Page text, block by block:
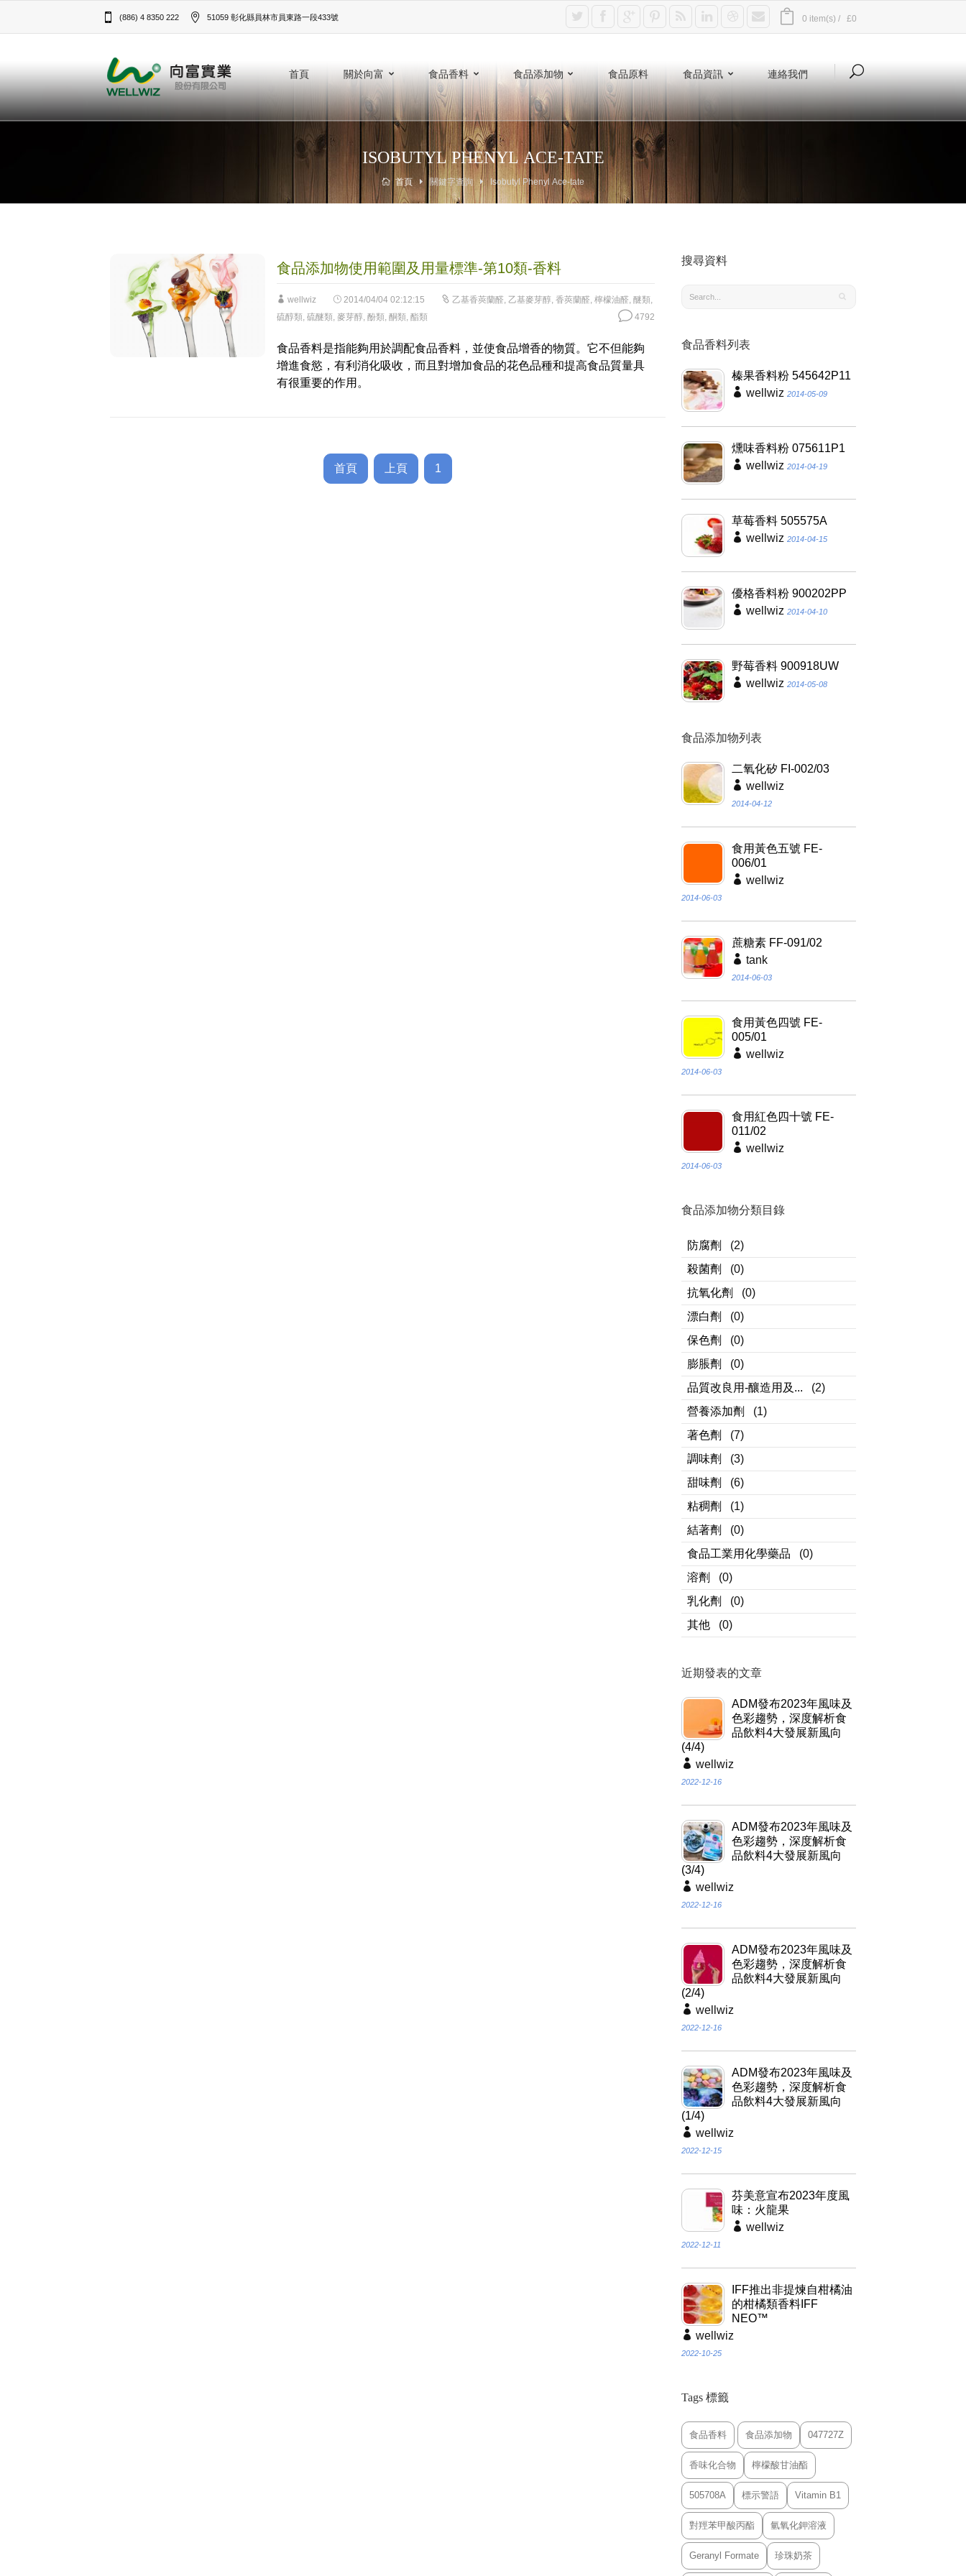
(886) 4 8350 222 51059 彰化縣員林市員東路一段433號‎ 0 item(s) / £0
首頁 關於向富 食品香料 食品添加物 食品原料 食品資訊 連絡我們
ISOBUTYL PHENYL ACE-TATE
首頁 關鍵字查詢 Isobutyl Phenyl Ace-tate
食品添加物使用範圍及用量標準-第10類-香料
wellwiz 2014/04/04 02:12:15 乙基香莢蘭醛, 乙基麥芽醇, 香莢蘭醛, 檸檬油醛, 醚類,
硫醇類, 硫醚類, 麥芽醇, 酚類, 酮類, 酯類 4792
食品香料是指能夠用於調配食品香料，並使食品增香的物質。它不但能夠
增進食慾，有利消化吸收，而且對增加食品的花色品種和提高食品質量具
有很重要的作用。
首頁 上頁 1
搜尋資料
食品香料列表
榛果香料粉 545642P11
wellwiz 2014-05-09
燻味香料粉 075611P1
wellwiz 2014-04-19
草莓香料 505575A
wellwiz 2014-04-15
優格香料粉 900202PP
wellwiz 2014-04-10
野莓香料 900918UW
wellwiz 2014-05-08
食品添加物列表
二氧化矽 FI-002/03
wellwiz
2014-04-12
食用黃色五號 FE-
006/01
wellwiz
2014-06-03
蔗糖素 FF-091/02
tank
2014-06-03
食用黃色四號 FE-
005/01
wellwiz
2014-06-03
食用紅色四十號 FE-
011/02
wellwiz
2014-06-03
食品添加物分類目錄
防腐劑
(2)
殺菌劑
(0)
抗氧化劑
(0)
漂白劑
(0)
保色劑
(0)
膨脹劑
(0)
品質改良用-釀造用及...
(2)
營養添加劑
(1)
著色劑
(7)
調味劑
(3)
甜味劑
(6)
粘稠劑
(1)
結著劑
(0)
食品工業用化學藥品
(0)
溶劑
(0)
乳化劑
(0)
其他
(0)
近期發表的文章
ADM發布2023年風味及
色彩趨勢，深度解析食
品飲料4大發展新風向
(4/4)
wellwiz
2022-12-16
ADM發布2023年風味及
色彩趨勢，深度解析食
品飲料4大發展新風向
(3/4)
wellwiz
2022-12-16
ADM發布2023年風味及
色彩趨勢，深度解析食
品飲料4大發展新風向
(2/4)
wellwiz
2022-12-16
ADM發布2023年風味及
色彩趨勢，深度解析食
品飲料4大發展新風向
(1/4)
wellwiz
2022-12-15
芬美意宣布2023年度風
味：火龍果
wellwiz
2022-12-11
IFF推出非提煉自柑橘油
的柑橘類香料IFF
NEO™
wellwiz
2022-10-25
Tags 標籤
食品香料 食品添加物 047727Z
香味化合物 檸檬酸甘油酯
505708A 標示警語 Vitamin B1
對羥苯甲酸丙酯 氫氧化鉀溶液
Geranyl Formate 珍珠奶茶